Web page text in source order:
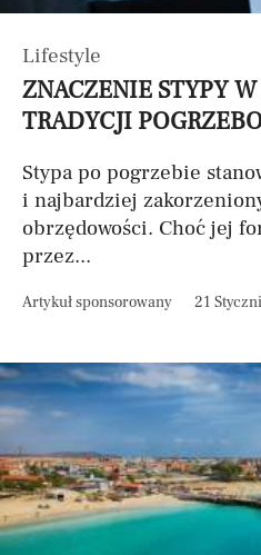
Lifestyle
ZNACZENIE STYPY
TRADYCJI
Stypa po pogrzebie
i najbardziej
obrzędowości. Choć jej
przez...
Artykuł sponsorowany 21